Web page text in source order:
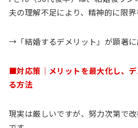
夫の理解不足により、精神的に限界
→「結婚するデメリット」が顕著に
■対応策｜メリットを最大化し、
る方法
現実は厳しいですが、努力次第で